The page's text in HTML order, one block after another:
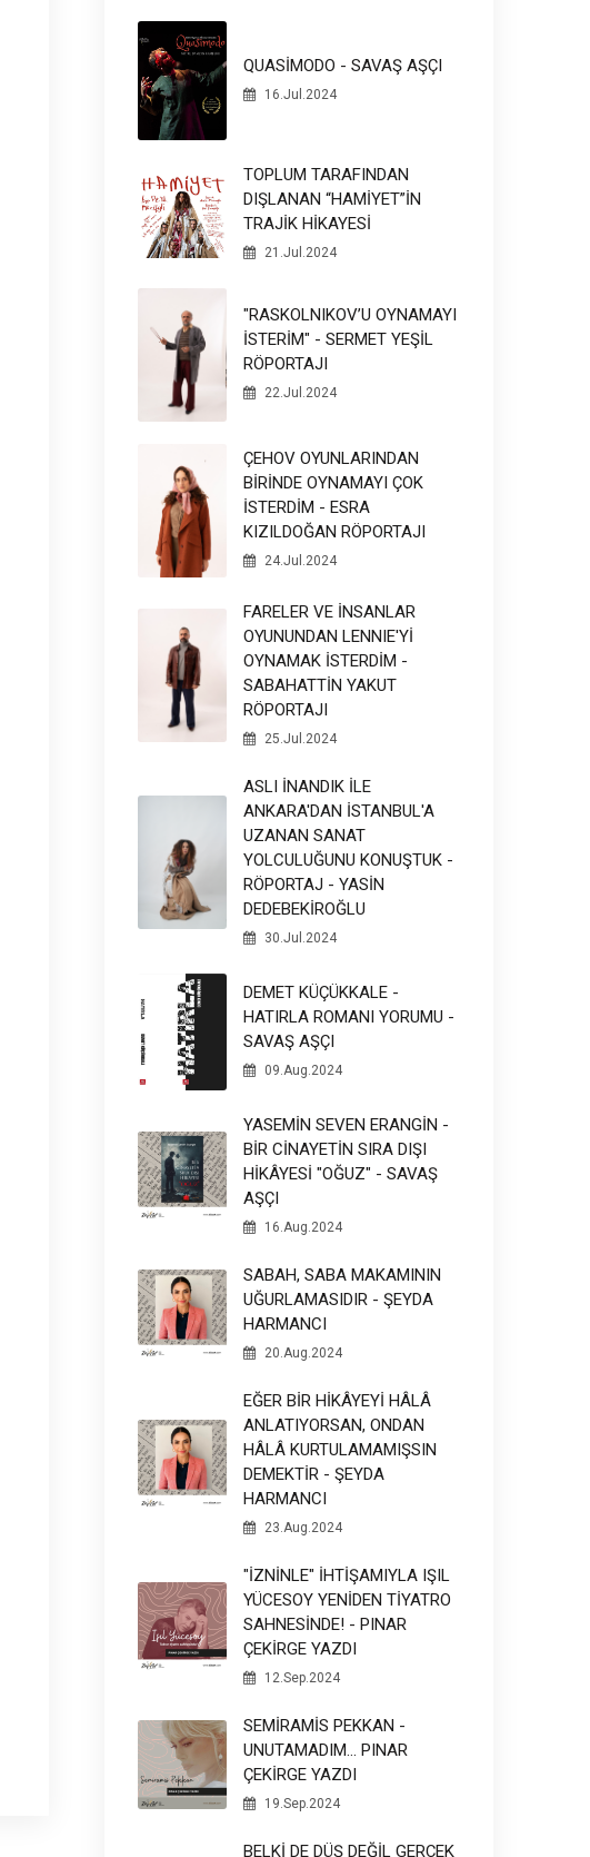
QUASİMODO - SAVAŞ AŞÇI
16.Jul.2024
TOPLUM TARAFINDAN
DIŞLANAN “HAMİYET”İN
TRAJİK HİKAYESİ
21.Jul.2024
"RASKOLNIKOV’U OYNAMAYI
İSTERİM" - SERMET YEŞİL
RÖPORTAJI
22.Jul.2024
ÇEHOV OYUNLARINDAN
BİRİNDE OYNAMAYI ÇOK
İSTERDİM - ESRA
KIZILDOĞAN RÖPORTAJI
24.Jul.2024
FARELER VE İNSANLAR
OYUNUNDAN LENNIE'Yİ
OYNAMAK İSTERDİM -
SABAHATTİN YAKUT
RÖPORTAJI
25.Jul.2024
ASLI İNANDIK İLE
ANKARA'DAN İSTANBUL'A
UZANAN SANAT
YOLCULUĞUNU KONUŞTUK -
RÖPORTAJ - YASİN
DEDEBEKİROĞLU
30.Jul.2024
DEMET KÜÇÜKKALE -
HATIRLA ROMANI YORUMU -
SAVAŞ AŞÇI
09.Aug.2024
YASEMİN SEVEN ERANGİN -
BİR CİNAYETİN SIRA DIŞI
HİKÂYESİ "OĞUZ" - SAVAŞ
AŞÇI
16.Aug.2024
SABAH, SABA MAKAMININ
UĞURLAMASIDIR - ŞEYDA
HARMANCI
20.Aug.2024
EĞER BİR HİKÂYEYİ HÂLÂ
ANLATIYORSAN, ONDAN
HÂLÂ KURTULAMAMIŞSIN
DEMEKTİR - ŞEYDA
HARMANCI
23.Aug.2024
"İZNİNLE" İHTİŞAMIYLA IŞIL
YÜCESOY YENİDEN TİYATRO
SAHNESİNDE! - PINAR
ÇEKİRGE YAZDI
12.Sep.2024
SEMİRAMİS PEKKAN -
UNUTAMADIM... PINAR
ÇEKİRGE YAZDI
19.Sep.2024
BELKİ DE DÜŞ DEĞİL GERÇEK